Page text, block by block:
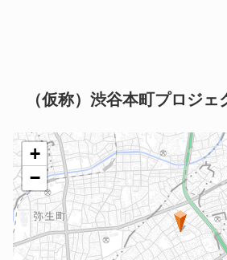
（仮称）渋谷本町プロジェ
+
−